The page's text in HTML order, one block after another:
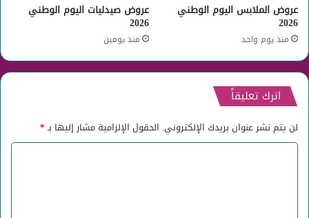
عروض الملابس اليوم الوطني
2026
منذ يوم واحد
عروض صيدليات اليوم الوطني
2026
منذ يومين
اترك تعليقاً
لن يتم نشر عنوان بريدك الإلكتروني. الحقول الإلزامية مشار إليها بـ*